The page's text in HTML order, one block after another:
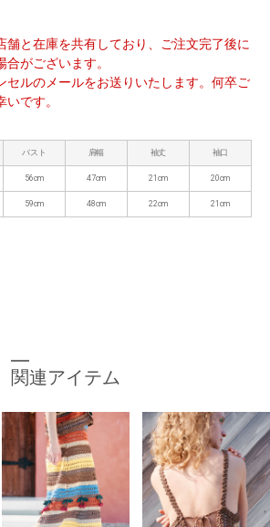
と在庫を共有しており、ご注文完了後に
がございます。
セルのメールをお送りいたします。何卒ご
です。
バスト 肩幅 袖丈 袖口
56cm 47cm 21cm 20cm
59cm 48cm 22cm 21cm
関連アイテム